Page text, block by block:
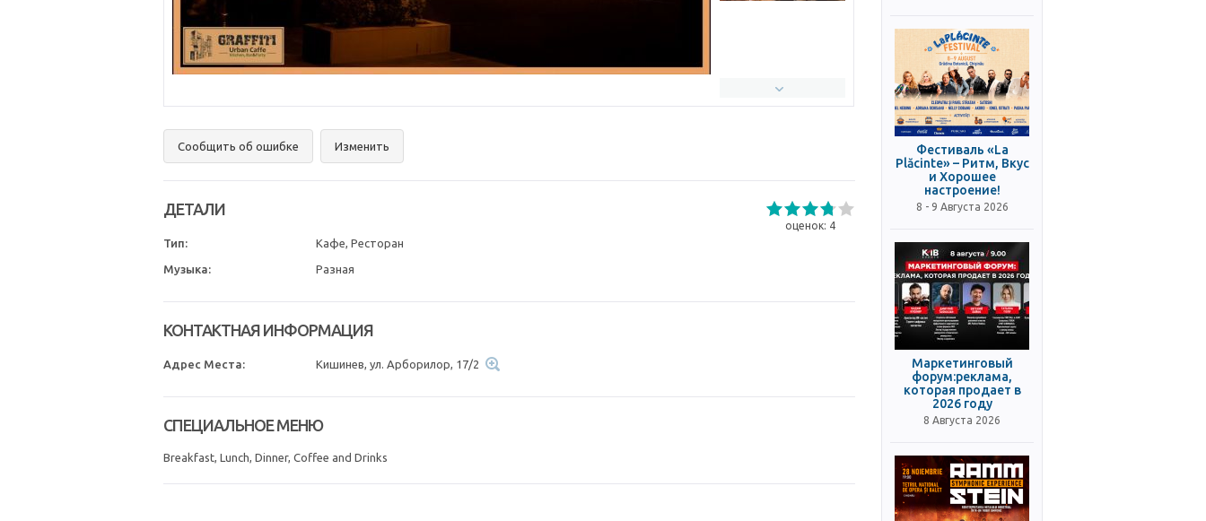
Сообщить об ошибке Изменить
оценок: 4
ДЕТАЛИ
Тип: Кафе, Ресторан
Музыка: Разная
КОНТАКТНАЯ ИНФОРМАЦИЯ
Адрес Места: Кишинев, ул. Арборилор, 17/2
СПЕЦИАЛЬНОЕ МЕНЮ
Breakfast, Lunch, Dinner, Coffee and Drinks
Фестиваль «La
Plăcinte» – Ритм, Вкус
и Хорошее
настроение!
8 - 9 Августа 2026
Маркетинговый
форум:реклама,
которая продает в
2026 году
8 Августа 2026